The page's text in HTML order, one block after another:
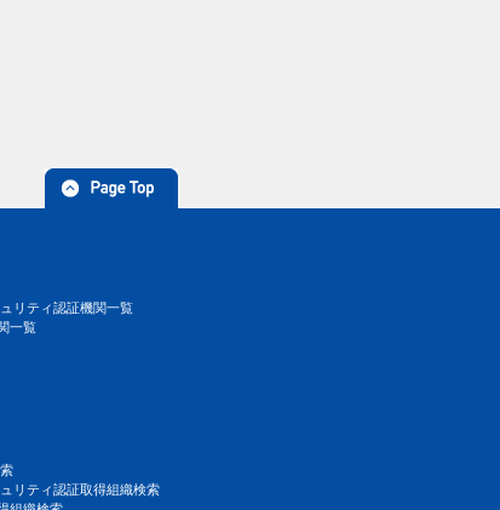
リティ認証機関一覧
一覧
リティ認証取得組織検索